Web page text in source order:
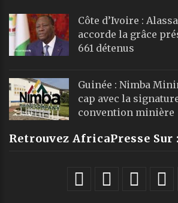
Côte d’Ivoire :
accorde la grâce
661 détenus
Guinée : Nimba
cap avec la
convention minière
Retrouvez AfricaPresse Sur :